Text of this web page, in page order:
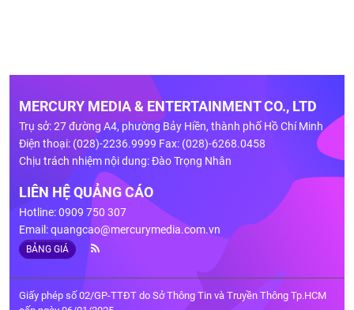
MERCURY MEDIA & ENTERTAINMENT CO., LTD
Trụ sở: 27 đường A4, phường Bảy Hiền, thành phố Hồ Chí Minh
Điện thoại: (028)-2236.9999 Fax: (028)-6268.0458
Chịu trách nhiệm nội dung: Đào Trọng Nhân
LIÊN HỆ QUẢNG CÁO
Hotline: 0909 750 307
Email:quangcao@mercurymedia.com.vn
BẢNG GIÁ
Giấy phép số 02/GP-TTĐT do Sở Thông Tin và Truyền Thông Tp.HCM